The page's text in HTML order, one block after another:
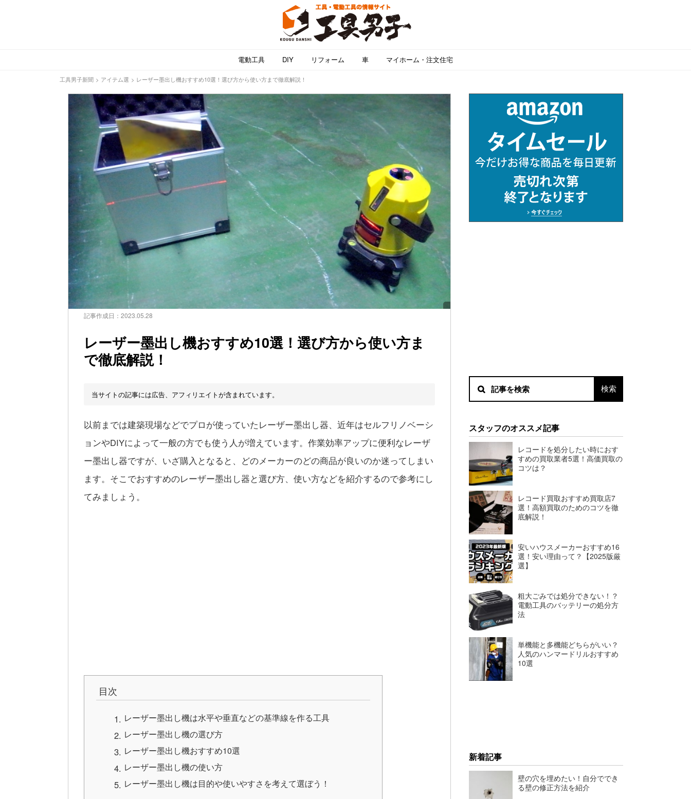
電動工具 DIY リフォーム 車 マイホーム・注文住宅
工具男子新聞 > アイテム選 > レーザー墨出し機おすすめ10選！選び方から使い方まで徹底解説！
記事作成日： 2023.05.28
レーザー墨出し機おすすめ10選！選び方から使い方ま
で徹底解説！
当サイトの記事には広告、アフィリエイトが含まれています。
以前までは建築現場などでプロが使っていたレーザー墨出し器、近年はセルフリノベーシ
ョンやDIYによって一般の方でも使う人が増えています。作業効率アップに便利なレーザ
ー墨出し器ですが、いざ購入となると、どのメーカーのどの商品が良いのか迷ってしまい
ます。そこでおすすめのレーザー墨出し器と選び方、使い方などを紹介するので参考にし
てみましょう。
目次
レーザー墨出し機は水平や垂直などの基準線を作る工具
レーザー墨出し機の選び方
レーザー墨出し機おすすめ10選
レーザー墨出し機の使い方
レーザー墨出し機は目的や使いやすさを考えて選ぼう！
スタッフのオススメ記事
レコードを処分したい時におす
すめの買取業者5選！高価買取の
コツは？
レコード買取おすすめ買取店7
選！高額買取のためのコツを徹
底解説！
安いハウスメーカーおすすめ16
選！安い理由って？【2025版厳
選】
粗大ごみでは処分できない！？
電動工具のバッテリーの処分方
法
単機能と多機能どちらがいい？
人気のハンマードリルおすすめ
10選
新着記事
壁の穴を埋めたい！自分ででき
る壁の修正方法を紹介